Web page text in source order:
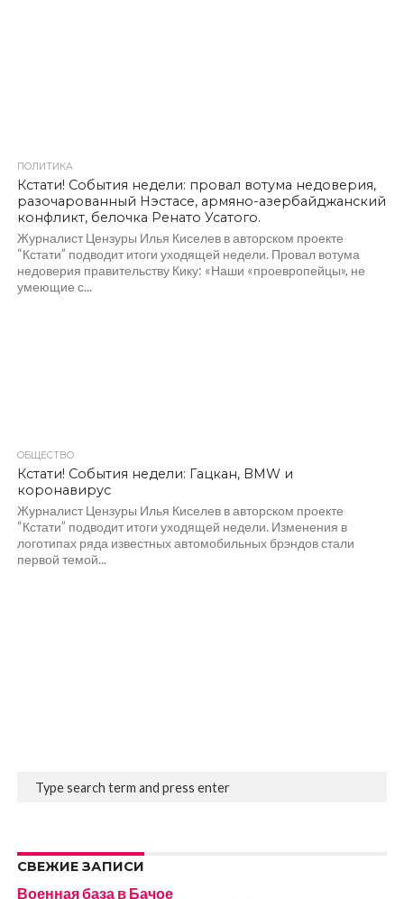
ПОЛИТИКА
Кстати! События недели: провал вотума недоверия,
разочарованный Нэстасе, армяно-азербайджанский
конфликт, белочка Ренато Усатого.
Журналист Цензуры Илья Киселев в авторском проекте
“Кстати” подводит итоги уходящей недели. Провал вотума
недоверия правительству Кику: «Наши «проевропейцы», не
умеющие с...
ОБЩЕСТВО
Кстати! События недели: Гацкан, BMW и
коронавирус
Журналист Цензуры Илья Киселев в авторском проекте
“Кстати” подводит итоги уходящей недели. Изменения в
логотипах ряда известных автомобильных брэндов стали
первой темой...
СВЕЖИЕ ЗАПИСИ
Военная база в Бачое